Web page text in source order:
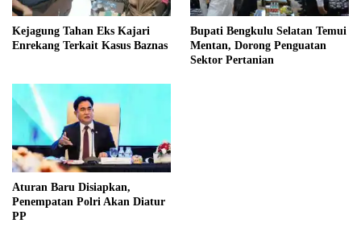
Kejagung Tahan Eks Kajari
Enrekang Terkait Kasus Baznas
Bupati Bengkulu Selatan Temui
Mentan, Dorong Penguatan
Sektor Pertanian
Aturan Baru Disiapkan,
Penempatan Polri Akan Diatur
PP